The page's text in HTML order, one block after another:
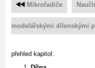
Mikrořadiče
modelářskými dílenskými
přehled kapitol: